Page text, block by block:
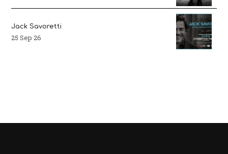
Jack Savoretti
25 Sep 26